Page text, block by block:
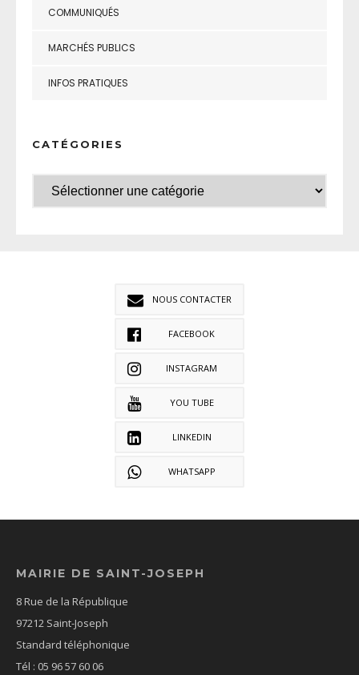
COMMUNIQUÉS
MARCHÉS PUBLICS
INFOS PRATIQUES
CATÉGORIES
NOUS CONTACTER
FACEBOOK
INSTAGRAM
YOU TUBE
LINKEDIN
WHATSAPP
MAIRIE DE SAINT-JOSEPH
8 Rue de la République
97212 Saint-Joseph
Standard téléphonique
Tél : 05 96 57 60 06